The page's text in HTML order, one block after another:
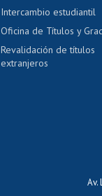
Intercambio estudiantil
Oficina de Títulos y
Revalidación de títulos
extranjeros
Av.